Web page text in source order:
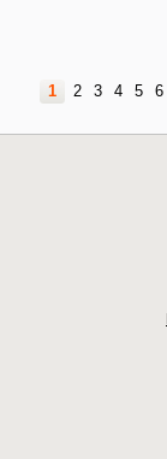
1 2 3 4 5 6